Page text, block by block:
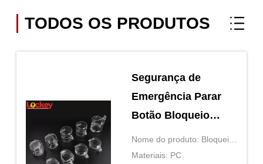
TODOS OS PRODUTOS
Segurança de
Emergência Parar
Botão Bloqueio
Bloqueio
Dispositivos Loto, E
Nome do produto: Bloqueio
do botão de parada de
Materiais: PC